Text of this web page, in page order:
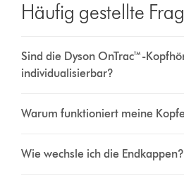
Häufig gestellte
Sind die Dyson OnTrac™-
individualisierbar?
Warum funktioniert meine
Wie wechsle ich die Endkappen?